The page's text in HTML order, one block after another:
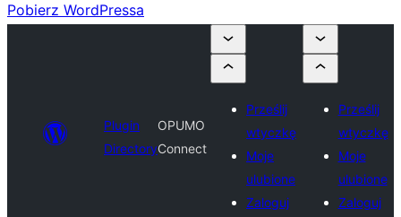
Pobierz WordPressa
Plugin
Directory
OPUMO
Connect
Prześlij
wtyczkę
Moje
ulubione
Zaloguj
Prześlij
wtyczkę
Moje
ulubione
Zaloguj